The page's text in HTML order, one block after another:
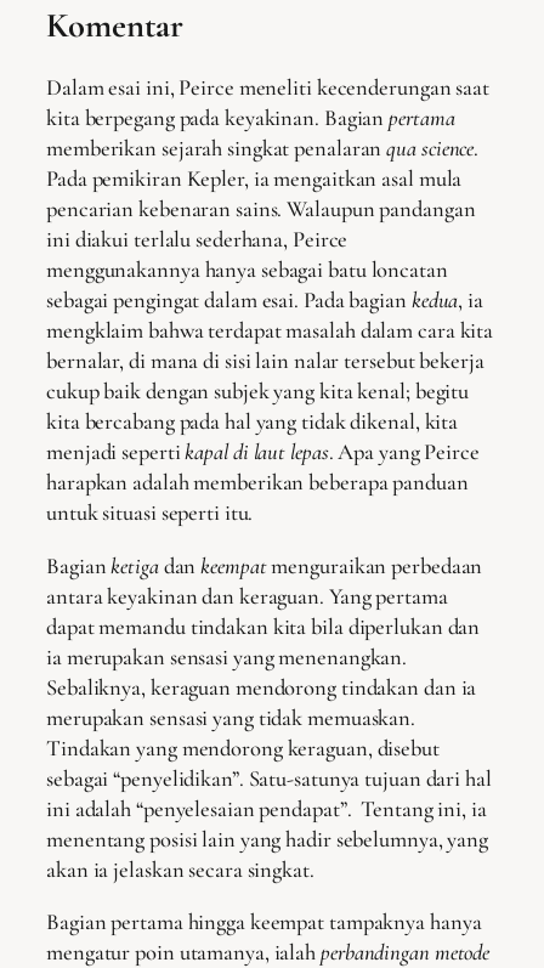
Komentar
Dalam esai ini, Peirce meneliti kecenderungan saat
kita berpegang pada keyakinan. Bagianpertama
memberikan sejarah singkat penalaranqua science.
Pada pemikiran Kepler, ia mengaitkan asal mula
pencarian kebenaran sains. Walaupun pandangan
ini diakui terlalu sederhana, Peirce
menggunakannya hanya sebagai batu loncatan
sebagai pengingat dalam esai. Pada bagian kedua, ia
mengklaim bahwa terdapat masalah dalam cara kita
bernalar, di mana di sisi lain nalar tersebut bekerja
cukup baik dengan subjek yang kita kenal; begitu
kita bercabang pada hal yang tidak dikenal, kita
menjadi sepertikapal di laut lepas. Apa yang Peirce
harapkan adalah memberikan beberapa panduan
untuk situasi seperti itu.
Bagianketigadankeempatmenguraikan perbedaan
antara keyakinan dan keraguan. Yang pertama
dapat memandu tindakan kita bila diperlukan dan
ia merupakan sensasi yang menenangkan.
Sebaliknya, keraguan mendorong tindakan dan ia
merupakan sensasi yang tidak memuaskan.
Tindakan yang mendorong keraguan, disebut
sebagai “penyelidikan”. Satu-satunya tujuan dari hal
ini adalah “penyelesaian pendapat”. Tentang ini, ia
menentang posisi lain yang hadir sebelumnya, yang
akan ia jelaskan secara singkat.
Bagian pertama hingga keempat tampaknya hanya
mengatur poin utamanya, ialahperbandingan metode